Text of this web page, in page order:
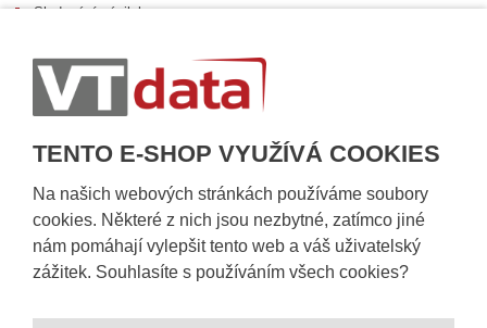
TENTO E-SHOP VYUŽÍVÁ COOKIES
Na našich webových stránkách používáme soubory
cookies. Některé z nich jsou nezbytné, zatímco jiné
nám pomáhají vylepšit tento web a váš uživatelský
zážitek. Souhlasíte s používáním všech cookies?
Sledování zásilek
Informace k dostupnosti zboží
Obecné informace